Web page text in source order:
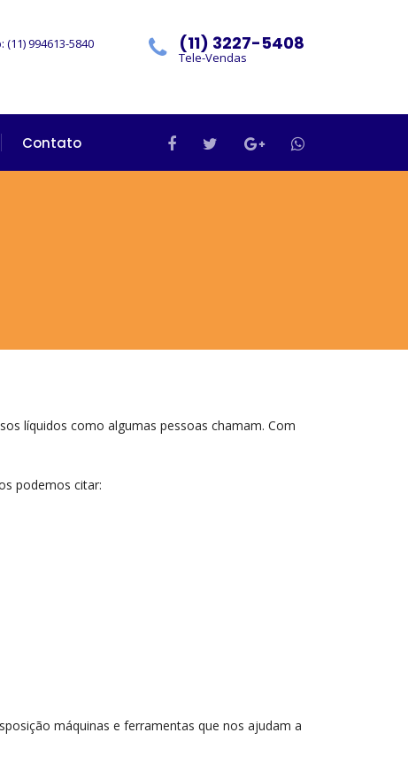
(11) 3227-5408
Tele-Vendas
994613-5840
Contato
líquidos como algumas pessoas chamam. Com
podemos citar:
máquinas e ferramentas que nos ajudam a